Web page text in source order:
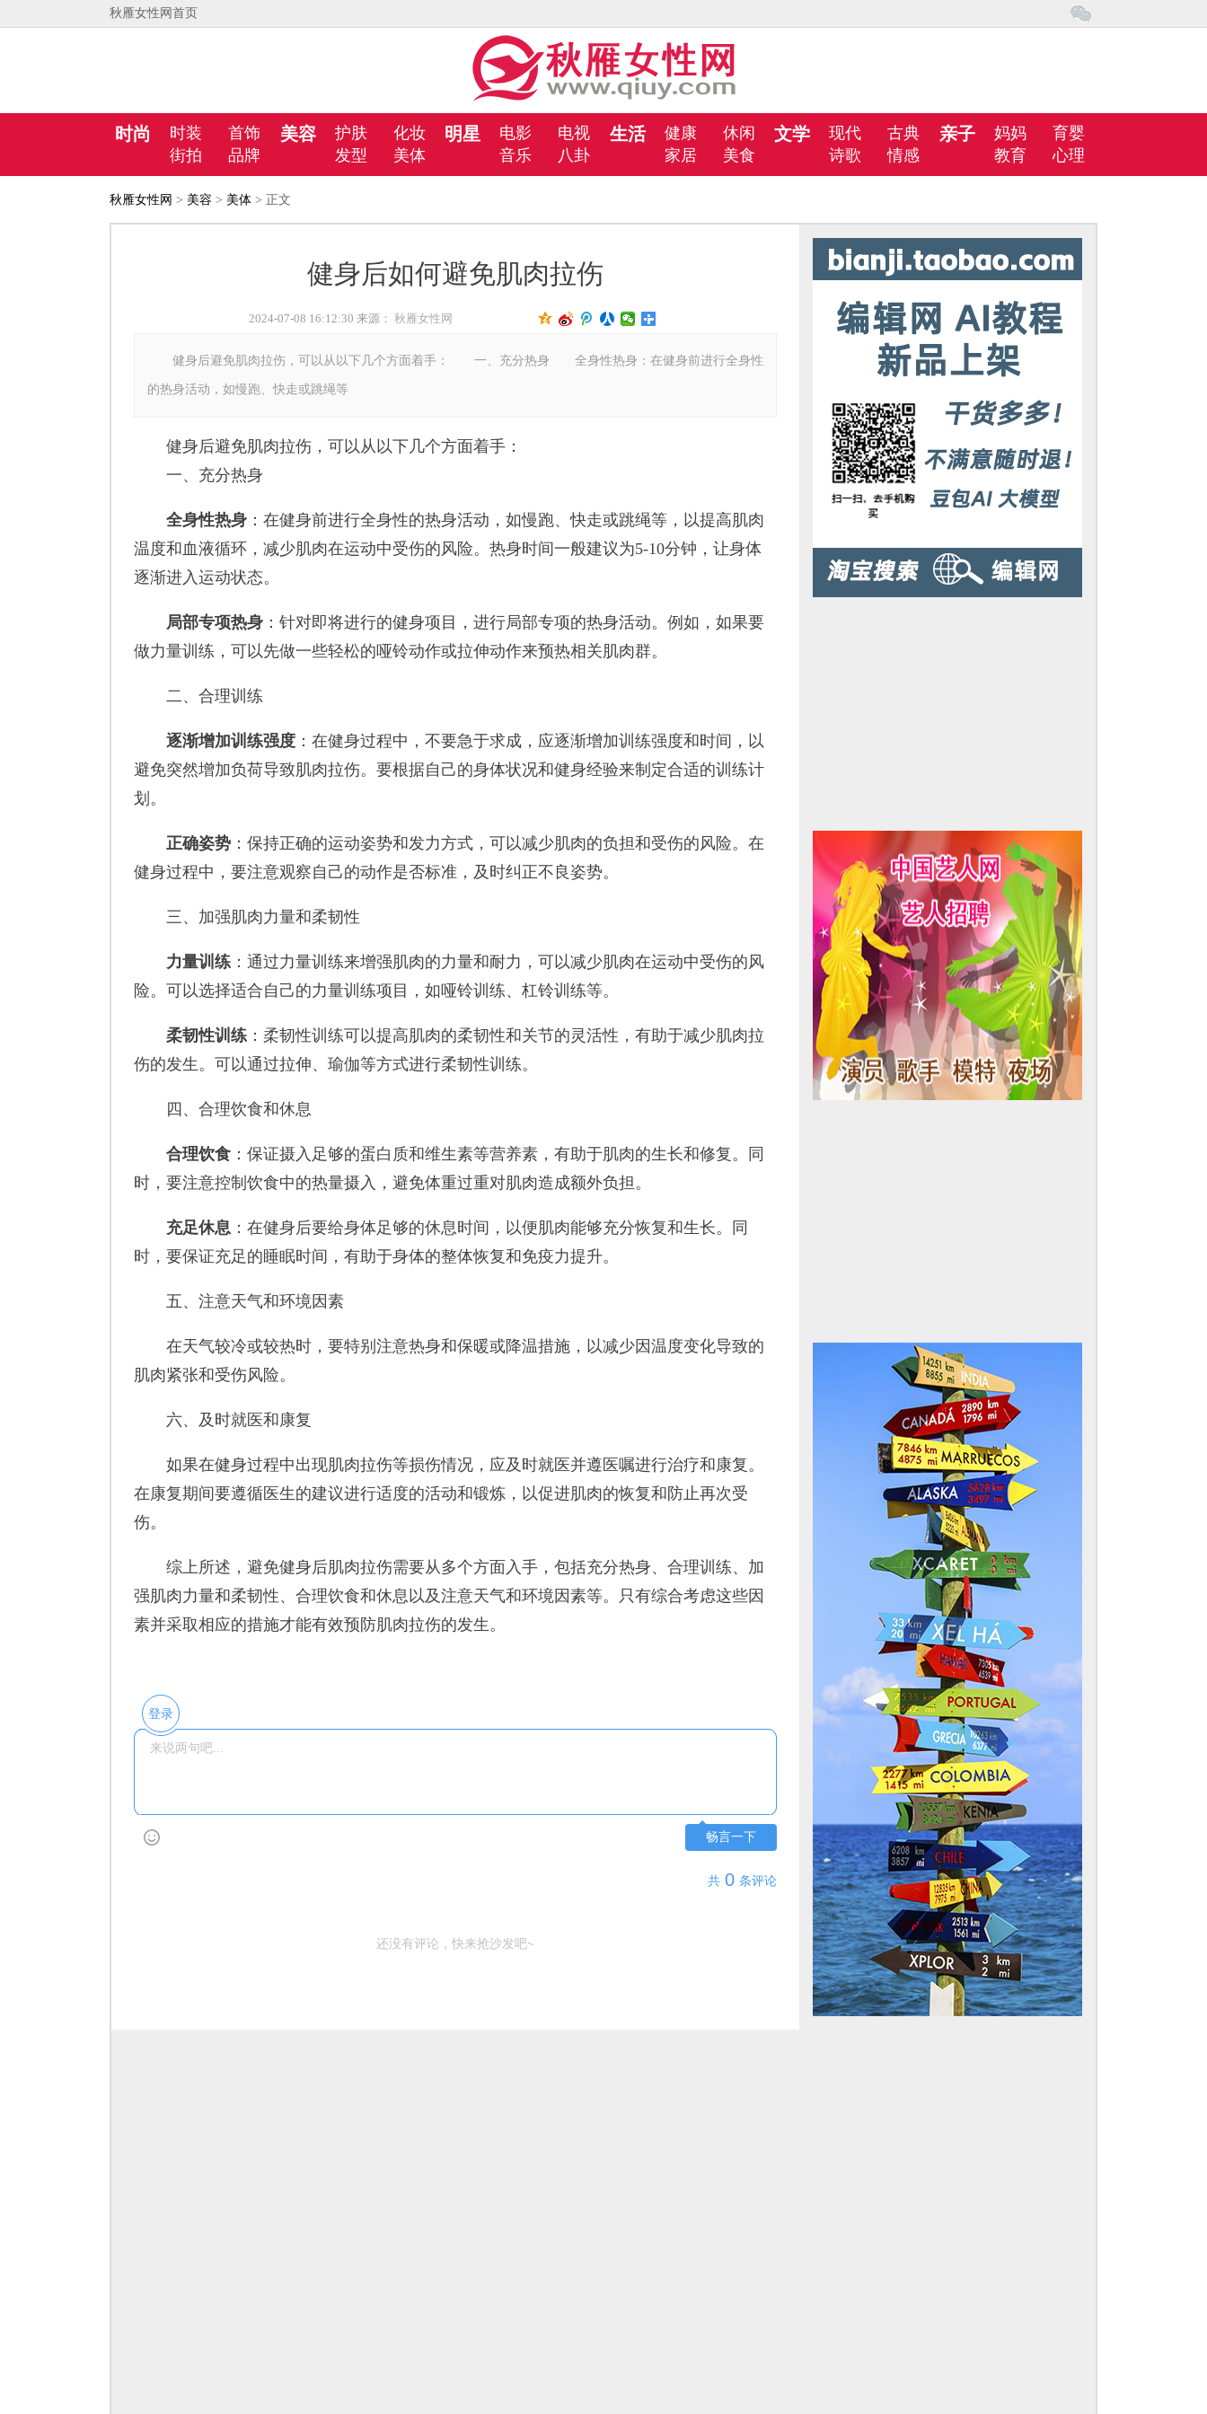
秋雁女性网首页
时尚 时装
首饰
街拍
品牌
美容 护肤
化妆
发型
美体
明星 电影
电视
音乐
八卦
生活 健康
休闲
家居
美食
文学 现代
古典
诗歌
情感
亲子 妈妈
育婴
教育
心理
秋雁女性网 > 美容 > 美体 > 正文
健身后如何避免肌肉拉伤
2024-07-08 16:12:30 来源： 秋雁女性网
健身后避免肌肉拉伤，可以从以下几个方面着手： 一、充分热身 全身性热身：在健身前进行全身性
的热身活动，如慢跑、快走或跳绳等
健身后避免肌肉拉伤，可以从以下几个方面着手：
一、充分热身
全身性热身 ：在健身前进行全身性的热身活动，如慢跑、快走或跳绳等，以提高肌肉
温度和血液循环，减少肌肉在运动中受伤的风险。热身时间一般建议为5-10分钟，让身体
逐渐进入运动状态。
局部专项热身 ：针对即将进行的健身项目，进行局部专项的热身活动。例如，如果要
做力量训练，可以先做一些轻松的哑铃动作或拉伸动作来预热相关肌肉群。
二、合理训练
逐渐增加训练强度 ：在健身过程中，不要急于求成，应逐渐增加训练强度和时间，以
避免突然增加负荷导致肌肉拉伤。要根据自己的身体状况和健身经验来制定合适的训练计
划。
正确姿势 ：保持正确的运动姿势和发力方式，可以减少肌肉的负担和受伤的风险。在
健身过程中，要注意观察自己的动作是否标准，及时纠正不良姿势。
三、加强肌肉力量和柔韧性
力量训练 ：通过力量训练来增强肌肉的力量和耐力，可以减少肌肉在运动中受伤的风
险。可以选择适合自己的力量训练项目，如哑铃训练、杠铃训练等。
柔韧性训练 ：柔韧性训练可以提高肌肉的柔韧性和关节的灵活性，有助于减少肌肉拉
伤的发生。可以通过拉伸、瑜伽等方式进行柔韧性训练。
四、合理饮食和休息
合理饮食 ：保证摄入足够的蛋白质和维生素等营养素，有助于肌肉的生长和修复。同
时，要注意控制饮食中的热量摄入，避免体重过重对肌肉造成额外负担。
充足休息 ：在健身后要给身体足够的休息时间，以便肌肉能够充分恢复和生长。同
时，要保证充足的睡眠时间，有助于身体的整体恢复和免疫力提升。
五、注意天气和环境因素
在天气较冷或较热时，要特别注意热身和保暖或降温措施，以减少因温度变化导致的
肌肉紧张和受伤风险。
六、及时就医和康复
如果在健身过程中出现肌肉拉伤等损伤情况，应及时就医并遵医嘱进行治疗和康复。
在康复期间要遵循医生的建议进行适度的活动和锻炼，以促进肌肉的恢复和防止再次受
伤。
综上所述，避免健身后肌肉拉伤需要从多个方面入手，包括充分热身、合理训练、加
强肌肉力量和柔韧性、合理饮食和休息以及注意天气和环境因素等。只有综合考虑这些因
素并采取相应的措施才能有效预防肌肉拉伤的发生。
登录
畅言一下
共 0 条评论
还没有评论，快来抢沙发吧~